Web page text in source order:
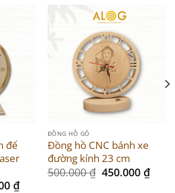
đế
₫Current
ĐỒNG HỒ GỖ
Đồng hồ CNC bánh xe
đường kính 23 cm
500.000₫ Original
450.000 ₫